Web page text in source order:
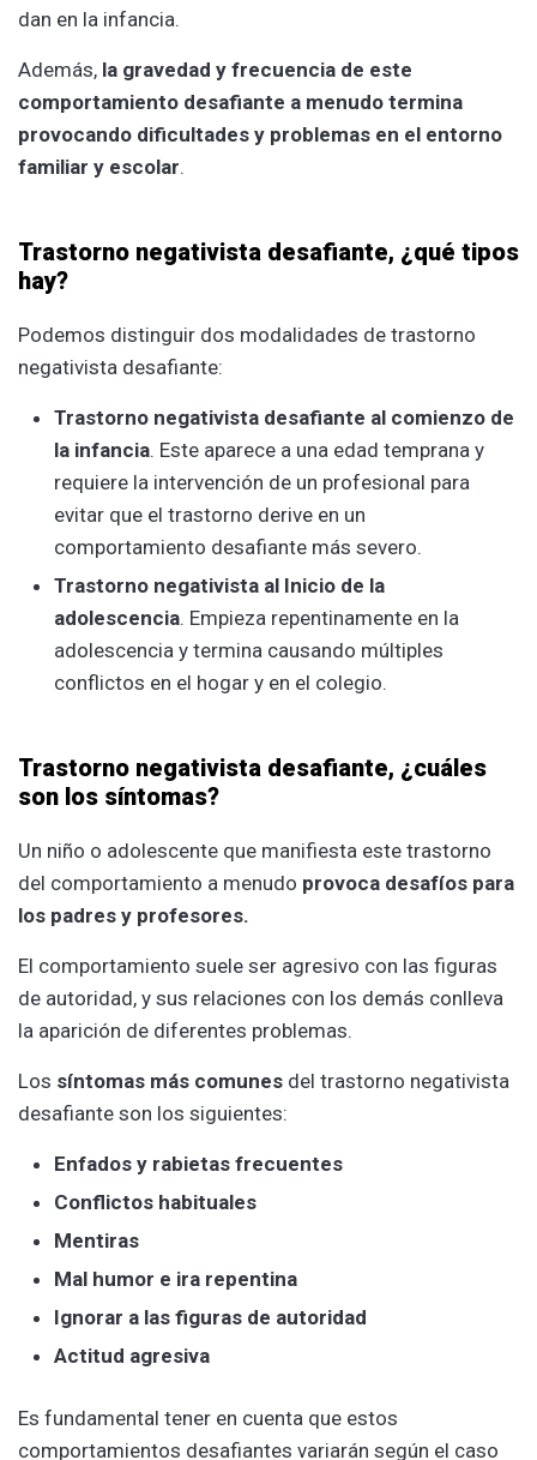
dan en la infancia.
Además, la gravedad y frecuencia de este
comportamiento desafiante a menudo termina
provocando dificultades y problemas en el entorno
familiar y escolar.
Trastorno negativista desafiante, ¿qué tipos
hay?
Podemos distinguir dos modalidades de trastorno
negativista desafiante:
Trastorno negativista desafiante al comienzo de
la infancia. Este aparece a una edad temprana y
requiere la intervención de un profesional para
evitar que el trastorno derive en un
comportamiento desafiante más severo.
Trastorno negativista al Inicio de la
adolescencia. Empieza repentinamente en la
adolescencia y termina causando múltiples
conflictos en el hogar y en el colegio.
Trastorno negativista desafiante, ¿cuáles
son los síntomas?
Un niño o adolescente que manifiesta este trastorno
del comportamiento a menudo provoca desafíos para
los padres y profesores.
El comportamiento suele ser agresivo con las figuras
de autoridad, y sus relaciones con los demás conlleva
la aparición de diferentes problemas.
Los síntomas más comunes del trastorno negativista
desafiante son los siguientes:
Enfados y rabietas frecuentes
Conflictos habituales
Mentiras
Mal humor e ira repentina
Ignorar a las figuras de autoridad
Actitud agresiva
Es fundamental tener en cuenta que estos
comportamientos desafiantes variarán según el caso